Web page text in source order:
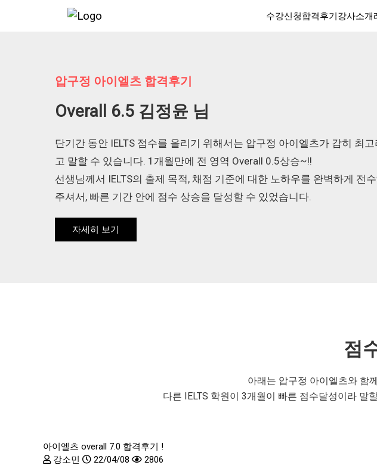
수강신청합격후기강사소개
압구정 아이엘츠 합격후기
Overall 6.5 김정윤 님
단기간 동안 IELTS 점수를 올리기 위해서는 압구정 아이엘츠가 감히 최고
고 말할 수 있습니다. 1개월만에 전 영역 Overall 0.5상승~!!
선생님께서 IELTS의 출제 목적, 채점 기준에 대한 노하우를 완벽하게 전수
주셔서, 빠른 기간 안에 점수 상승을 달성할 수 있었습니다.
자세히 보기
점
아래는 압구정 아이엘츠와 함
다른 IELTS 학원이 3개월이 빠른 점수달성이라 말
아이엘츠 overall 7.0 합격후기 !
강소민
22/04/08 2806